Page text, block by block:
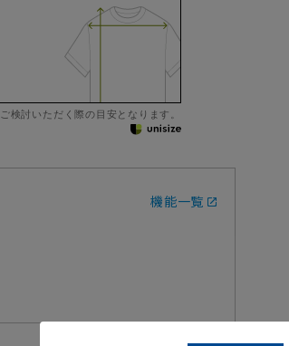
検討いただく際の目安となります。
機能一覧